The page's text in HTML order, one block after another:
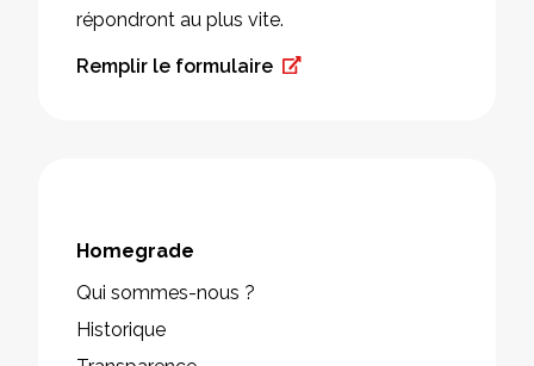
répondront au plus vite.
Remplir le formulaire
Homegrade
Qui sommes-nous ?
Historique